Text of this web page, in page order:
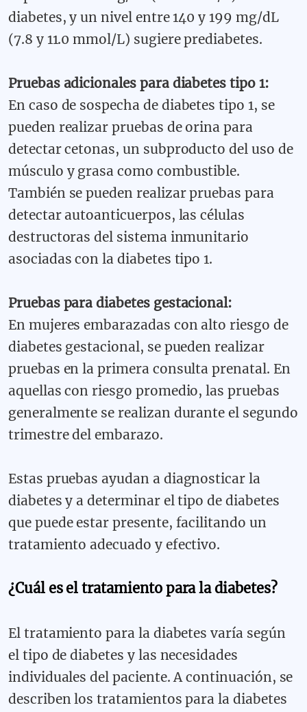
diabetes, y un nivel entre 140 y 199 mg/dL
(7.8 y 11.0 mmol/L) sugiere prediabetes.
Pruebas adicionales para diabetes tipo 1:
En caso de sospecha de diabetes tipo 1, se
pueden realizar pruebas de orina para
detectar cetonas, un subproducto del uso de
músculo y grasa como combustible.
También se pueden realizar pruebas para
detectar autoanticuerpos, las células
destructoras del sistema inmunitario
asociadas con la diabetes tipo 1.
Pruebas para diabetes gestacional:
En mujeres embarazadas con alto riesgo de
diabetes gestacional, se pueden realizar
pruebas en la primera consulta prenatal. En
aquellas con riesgo promedio, las pruebas
generalmente se realizan durante el segundo
trimestre del embarazo.
Estas pruebas ayudan a diagnosticar la
diabetes y a determinar el tipo de diabetes
que puede estar presente, facilitando un
tratamiento adecuado y efectivo.
¿Cuál es el tratamiento para la diabetes?
El tratamiento para la diabetes varía según
el tipo de diabetes y las necesidades
individuales del paciente. A continuación, se
describen los tratamientos para la diabetes